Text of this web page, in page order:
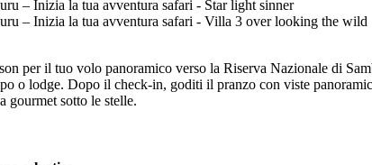
per il tuo volo panoramico verso la Riserva Nazionale di
o lodge. Dopo il check-in, goditi il pranzo con viste
gourmet sotto le stelle.